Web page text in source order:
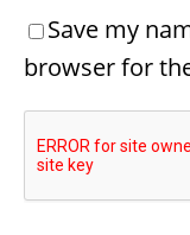
Save my
browser for